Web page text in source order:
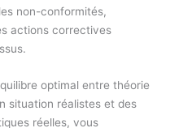
non-conformités,
actions correctives
optimal entre théorie
situation réalistes et des
réelles, vous